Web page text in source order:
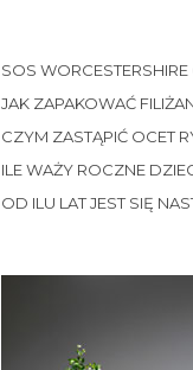
SOS
JAK ZAPAKOWAĆ
CZYM ZASTĄPIĆ OCET
ILE WAŻY ROCZNE
OD ILU LAT JEST SIĘ